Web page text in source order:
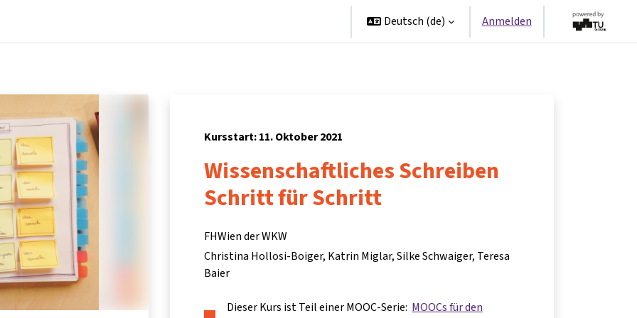
Deutsch ‎(de)‎ Anmelden
Kursstart: 11. Oktober 2021
Wissenschaftliches Schreiben
Schritt für Schritt
FHWien der WKW
Christina Hollosi-Boiger Katrin Miglar Silke Schwaiger Teresa
Baier
Dieser Kurs ist Teil einer MOOC-Serie: MOOCs für den